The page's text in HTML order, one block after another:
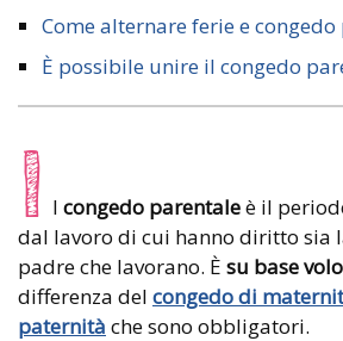
Come alternare ferie e
È possibile unire il congedo
I l congedo parentaleè il
dal lavoro di cui hanno diritto sia
padre che lavorano. È su base
differenza del congedo di
paternità che sono obbligatori.